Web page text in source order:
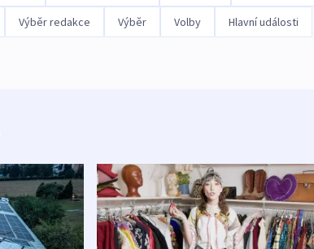
Výběr redakce Výběr Volby Hlavní události